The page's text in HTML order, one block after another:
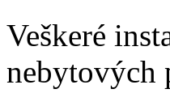
Veškeré
nebytových